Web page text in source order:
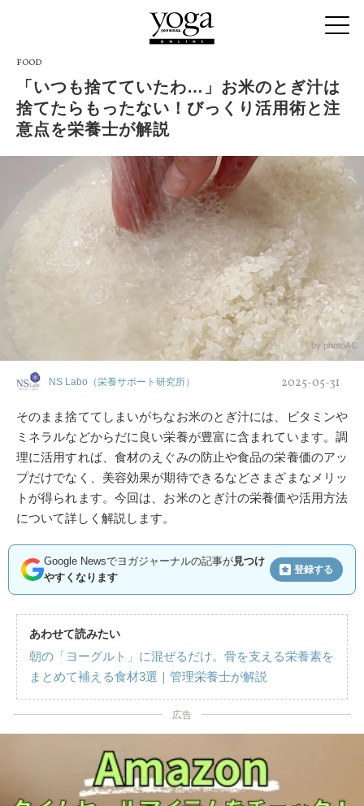
FOOD
「いつも捨てていたわ…」お米のとぎ汁は
捨てたらもったない！びっくり活用術と注
意点を栄養士が解説
by photoAC
NS Labo（栄養サポート研究所） 2025-05-31
そのまま捨ててしまいがちなお米のとぎ汁には、ビタミンや
ミネラルなどからだに良い栄養が豊富に含まれています。調
理に活用すれば、食材のえぐみの防止や食品の栄養価のアッ
プだけでなく、美容効果が期待できるなどさまざまなメリッ
トが得られます。今回は、お米のとぎ汁の栄養価や活用方法
について詳しく解説します。
Google Newsでヨガジャーナルの記事が見つけ
やすくなります
登録する
あわせて読みたい
朝の「ヨーグルト」に混ぜるだけ。骨を支える栄養素を
まとめて補える食材3選｜管理栄養士が解説
広告